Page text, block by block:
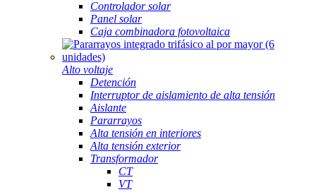
Controlador solar
Panel solar
Caja combinadora fotovoltaica
Alto voltaje
Detención
Interruptor de aislamiento de alta tensión
Aislante
Pararrayos
Alta tensión en interiores
Alta tensión exterior
Transformador
CT
VT